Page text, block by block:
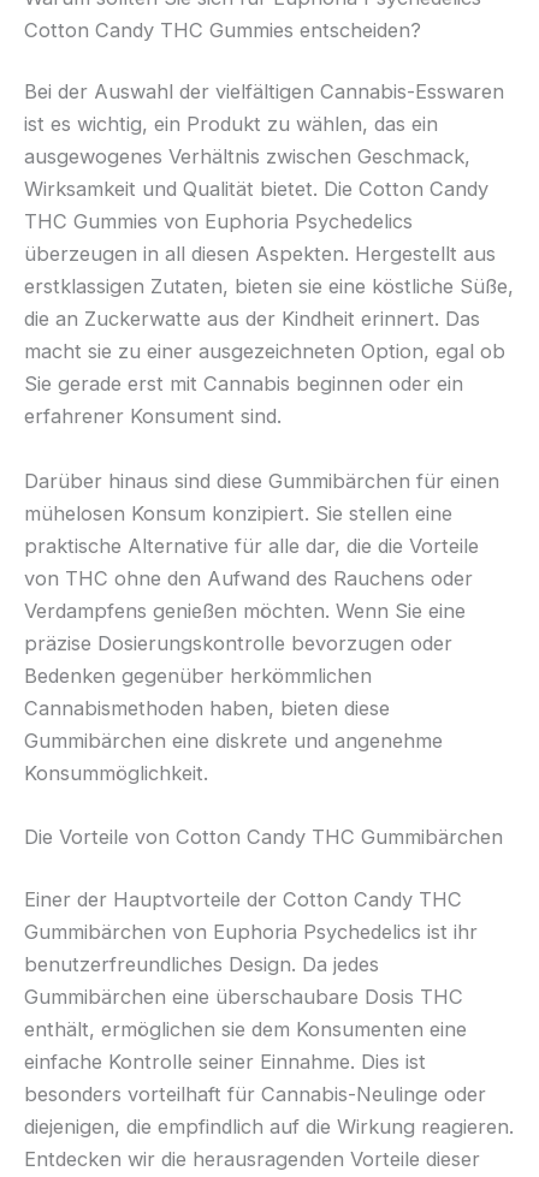
Cotton Candy THC Gummies entscheiden?
Bei der Auswahl der vielfältigen Cannabis-Esswaren
ist es wichtig, ein Produkt zu wählen, das ein
ausgewogenes Verhältnis zwischen Geschmack,
Wirksamkeit und Qualität bietet. Die Cotton Candy
THC Gummies von Euphoria Psychedelics
überzeugen in all diesen Aspekten. Hergestellt aus
erstklassigen Zutaten, bieten sie eine köstliche Süße,
die an Zuckerwatte aus der Kindheit erinnert. Das
macht sie zu einer ausgezeichneten Option, egal ob
Sie gerade erst mit Cannabis beginnen oder ein
erfahrener Konsument sind.
Darüber hinaus sind diese Gummibärchen für einen
mühelosen Konsum konzipiert. Sie stellen eine
praktische Alternative für alle dar, die die Vorteile
von THC ohne den Aufwand des Rauchens oder
Verdampfens genießen möchten. Wenn Sie eine
präzise Dosierungskontrolle bevorzugen oder
Bedenken gegenüber herkömmlichen
Cannabismethoden haben, bieten diese
Gummibärchen eine diskrete und angenehme
Konsummöglichkeit.
Die Vorteile von Cotton Candy THC Gummibärchen
Einer der Hauptvorteile der Cotton Candy THC
Gummibärchen von Euphoria Psychedelics ist ihr
benutzerfreundliches Design. Da jedes
Gummibärchen eine überschaubare Dosis THC
enthält, ermöglichen sie dem Konsumenten eine
einfache Kontrolle seiner Einnahme. Dies ist
besonders vorteilhaft für Cannabis-Neulinge oder
diejenigen, die empfindlich auf die Wirkung reagieren.
Entdecken wir die herausragenden Vorteile dieser